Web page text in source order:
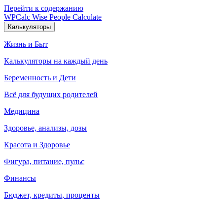
Перейти к содержанию
WPCalc Wise People Calculate
Калькуляторы
Жизнь и Быт
Калькуляторы на каждый день
Беременность и Дети
Всё для будущих родителей
Медицина
Здоровье, анализы, дозы
Красота и Здоровье
Фигура, питание, пульс
Финансы
Бюджет, кредиты, проценты